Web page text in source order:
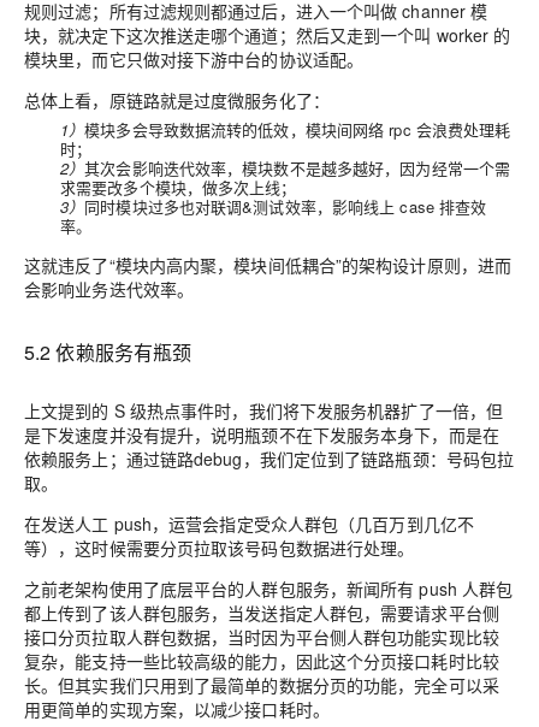
规则过滤；所有过滤规则都通过后，进入一个叫做 channer 模
块，就决定下这次推送走哪个通道；然后又走到一个叫 worker 的
模块里，而它只做对接下游中台的协议适配。
总体上看，原链路就是过度微服务化了：
1）模块多会导致数据流转的低效，模块间网络 rpc 会浪费处理耗
时；
2）其次会影响迭代效率，模块数不是越多越好，因为经常一个需
求需要改多个模块，做多次上线；
3） 同时模块过多也对联调&测试效率，影响线上 case 排查效
率。
这就违反了“模块内高内聚，模块间低耦合”的架构设计原则，进而
会影响业务迭代效率。
5.2 依赖服务有瓶颈
上文提到的 S 级热点事件时，我们将下发服务机器扩了一倍，但
是下发速度并没有提升，说明瓶颈不在下发服务本身下，而是在
依赖服务上；通过链路debug，我们定位到了链路瓶颈：号码包拉
取。
在发送人工 push，运营会指定受众人群包（几百万到几亿不
等），这时候需要分页拉取该号码包数据进行处理。
之前老架构使用了底层平台的人群包服务，新闻所有 push 人群包
都上传到了该人群包服务，当发送指定人群包，需要请求平台侧
接口分页拉取人群包数据，当时因为平台侧人群包功能实现比较
复杂，能支持一些比较高级的能力，因此这个分页接口耗时比较
长。但其实我们只用到了最简单的数据分页的功能，完全可以采
用更简单的实现方案，以减少接口耗时。